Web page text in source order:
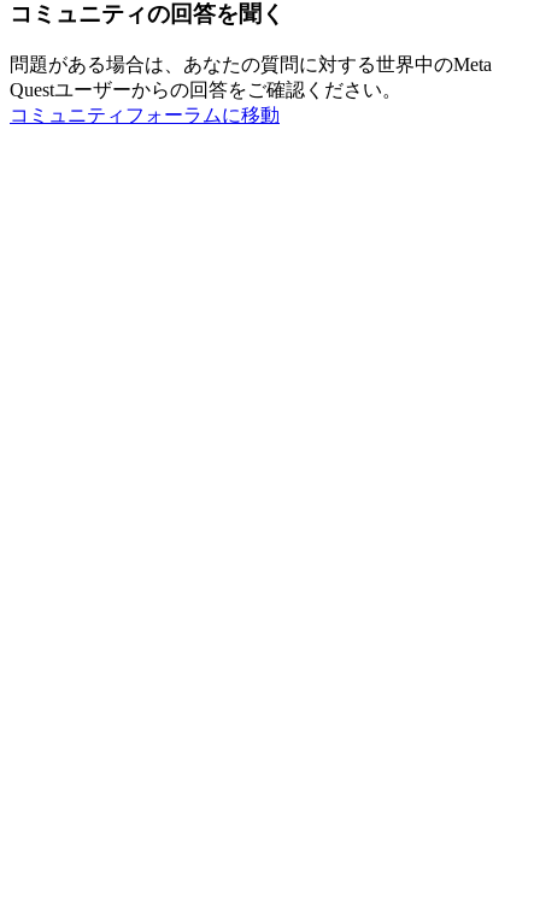
コミュニティの回答を聞く
問題がある場合は、あなたの質問に対する世界中のMeta
Questユーザーからの回答をご確認ください。
コミュニティフォーラムに移動